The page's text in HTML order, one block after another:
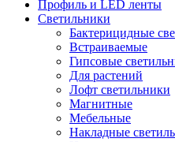
Профиль и LED ленты
Светильники
Бактерицидные
Встраиваемые
Гипсовые
Для растений
Лофт светильники
Магнитные
Мебельные
Накладные